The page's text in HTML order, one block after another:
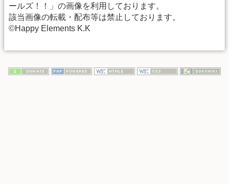
ールズ！！」の画像を利用しております。
該当画像の転載・配布等は禁止しております。
©Happy Elements K.K